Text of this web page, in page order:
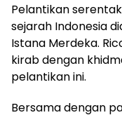
Pelantikan
sejarah Indonesia
Istana Merdeka.
kirab dengan
pelantikan ini.
Bersama dengan